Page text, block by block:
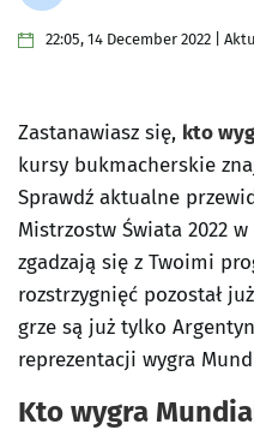
22:05, 14 December 2022 |
Zastanawiasz się, kto
kursy bukmacherskie
Sprawdź aktualne
Mistrzostw Świata 2022
zgadzają się z Twoimi
rozstrzygnięć pozostał
grze są już tylko
reprezentacji wygra
Kto wygra